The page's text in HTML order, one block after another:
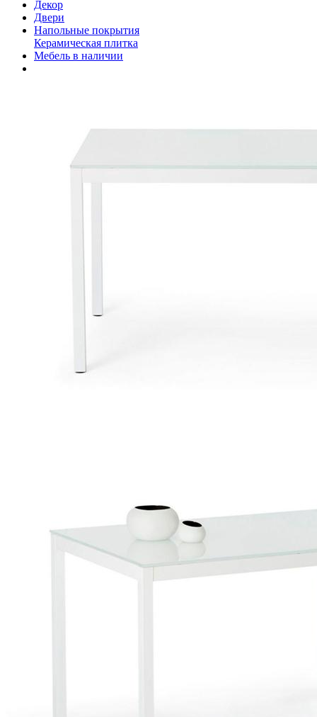
Декор
Двери
Напольные покрытия
Керамическая плитка
Мебель в наличии